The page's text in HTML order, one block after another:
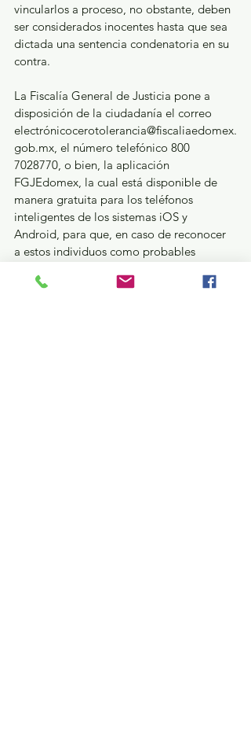
vincularlos a proceso, no obstante, deben
ser considerados inocentes hasta que sea
dictada una sentencia condenatoria en su
contra.
La Fiscalía General de Justicia pone a
disposición de la ciudadanía el correo
electrónicocerotolerancia@fiscaliaedomex.
gob.mx, el número telefónico 800
7028770, o bien, la aplicación
FGJEdomex, la cual está disponible de
manera gratuita para los teléfonos
inteligentes de los sistemas iOS y
Android, para que, en caso de reconocer
a estos individuos como probables
denunciados.